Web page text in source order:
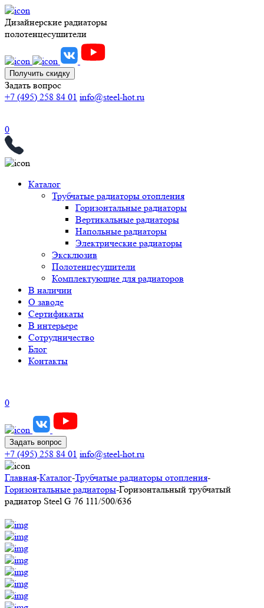
Дизайнерские радиаторы
полотенцесушители
Получить скидку
Задать вопрос
+7 (495) 258 84 01 info@steel-hot.ru
0
Каталог
Трубчатые радиаторы отопления
Горизонтальные радиаторы
Вертикальные радиаторы
Напольные радиаторы
Электрические радиаторы
Эксклюзив
Полотенцесушители
Комплектующие для радиаторов
В наличии
О заводе
Сертификаты
В интерьере
Сотрудничество
Блог
Контакты
0
Задать вопрос
+7 (495) 258 84 01 info@steel-hot.ru
Главная-Каталог-Трубчатые радиаторы отопления-
Горизонтальные радиаторы-Горизонтальный трубчатый
радиатор Steel G 76 111/500/636